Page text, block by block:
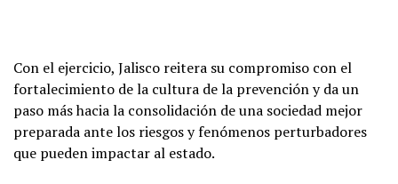
Con el ejercicio, Jalisco reitera su compromiso con el
fortalecimiento de la cultura de la prevención y da un
paso más hacia la consolidación de una sociedad mejor
preparada ante los riesgos y fenómenos perturbadores
que pueden impactar al estado.